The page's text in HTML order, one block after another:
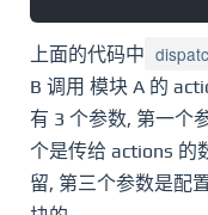
上面的代码中
B 调用 模块 A 的
有 3 个参数, 第一个
个是传给 actions 的
留, 第三个参数是配